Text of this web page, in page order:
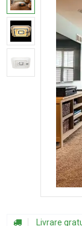
Livrare